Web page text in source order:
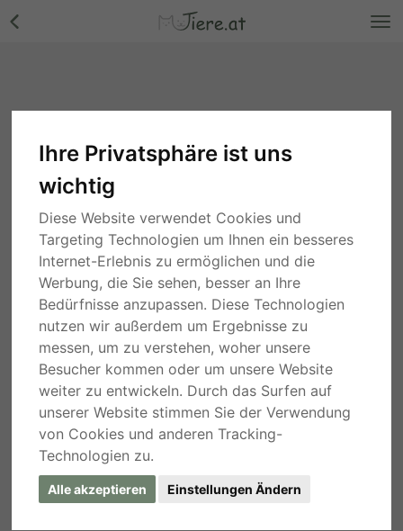
Ihre Privatsphäre ist uns
wichtig
Diese Website verwendet Cookies und
Targeting Technologien um Ihnen ein besseres
Internet-Erlebnis zu ermöglichen und die
Werbung, die Sie sehen, besser an Ihre
Bedürfnisse anzupassen. Diese Technologien
nutzen wir außerdem um Ergebnisse zu
messen, um zu verstehen, woher unsere
Besucher kommen oder um unsere Website
weiter zu entwickeln. Durch das Surfen auf
unserer Website stimmen Sie der Verwendung
von Cookies und anderen Tracking-
Technologien zu.
Alle akzeptieren Einstellungen Ändern